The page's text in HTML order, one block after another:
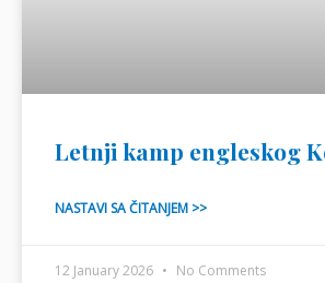
Letnji kamp engleskog
NASTAVI SA ČITANJEM >>
12 January 2026 No Comments